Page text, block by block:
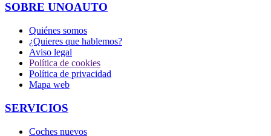
SOBRE UNOAUTO
Quiénes somos
¿Quieres que hablemos?
Aviso legal
Política de cookies
Política de privacidad
Mapa web
SERVICIOS
Coches nuevos